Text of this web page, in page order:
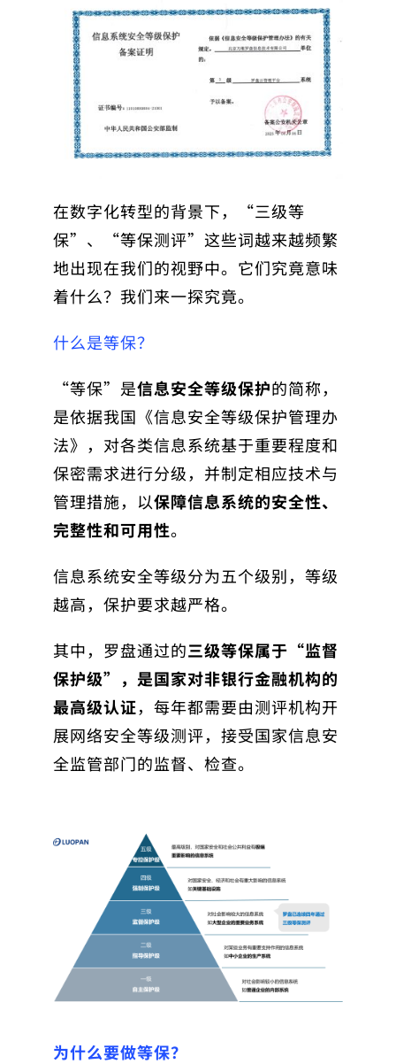
在数字化转型的背景下，“三级等
保”、“等保测评”这些词越来越频繁
地出现在我们的视野中。 它们究竟意味
着什么？ 我们来一探究竟。
什么是等保？
“等保”是信息安全等级保护的简称，
是依据我国《信息安全等级保护管理办
法》，对各类信息系统基于重要程度和
保密需求进行分级，并制定相应技术与
管理措施，以保障信息系统的安全性、
完整性和可用性。
信息系统安全等级分为五个级别，等级
越高，保护要求越严格。
其中，罗盘通过的三级等保属于“监督
保护级”，是国家对非银行金融机构的
最高级认证， 每年都需要由测评机构开
展网络安全等级测评，接受国家信息安
全监管部门的监督、检查。
为什么要做等保？